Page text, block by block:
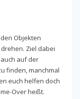
Objekten
Ziel dabei
auf der
finden, manchmal
euch helfen doch
Over heißt.